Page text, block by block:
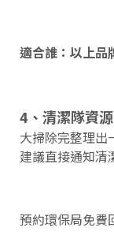
適合誰：以上品
4、清潔隊資
大掃除完整理出
建議直接通知清
預約環保局免費